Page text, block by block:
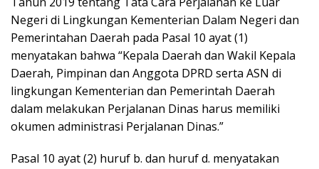
Negeri di Lingkungan Kementerian Dalam Negeri dan
Pemerintahan Daerah pada Pasal 10 ayat (1)
menyatakan bahwa “Kepala Daerah dan Wakil Kepala
Daerah, Pimpinan dan Anggota DPRD serta ASN di
lingkungan Kementerian dan Pemerintah Daerah
dalam melakukan Perjalanan Dinas harus memiliki
okumen administrasi Perjalanan Dinas.”
Pasal 10 ayat (2) huruf b. dan huruf d. menyatakan